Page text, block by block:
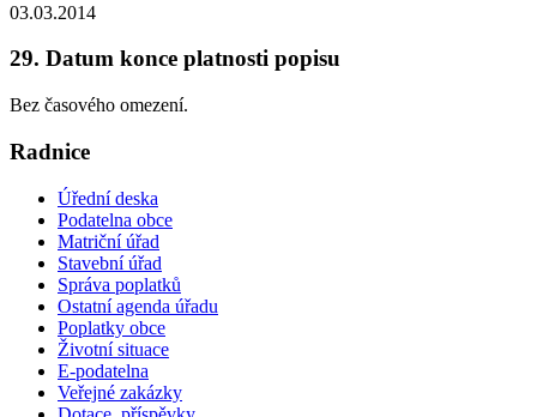
03.03.2014
29. Datum konce platnosti popisu
Bez časového omezení.
Radnice
Úřední deska
Podatelna obce
Matriční úřad
Stavební úřad
Správa poplatků
Ostatní agenda úřadu
Poplatky obce
Životní situace
E-podatelna
Veřejné zakázky